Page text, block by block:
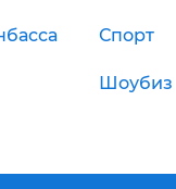
Спорт
Шоубиз